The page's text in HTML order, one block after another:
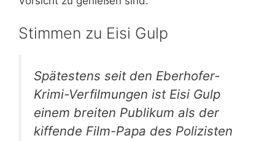
Stimmen zu Eisi Gulp
Spätestens seit den Eberhofer-
Krimi-Verfilmungen ist Eisi Gulp
einem breiten Publikum als der
kiffende Film-Papa des Polizisten